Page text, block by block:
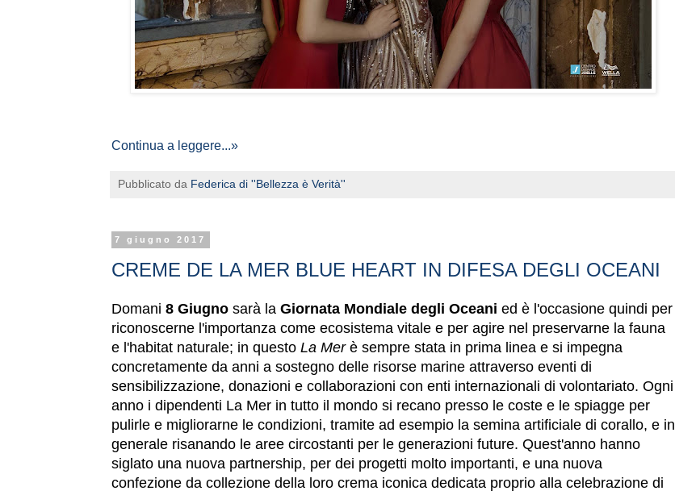
Continua a leggere...»
Pubblicato da Federica di ''Bellezza è Verità''
7 giugno 2017
CREME DE LA MER BLUE HEART IN DIFESA DEGLI OCEANI
Domani 8 Giugno sarà la Giornata Mondiale degli Oceani ed è l'occasione quindi per
riconoscerne l'importanza come ecosistema vitale e per agire nel preservarne la fauna
e l'habitat naturale; in questo La Merè sempre stata in prima linea e si impegna
concretamente da anni a sostegno delle risorse marine attraverso eventi di
sensibilizzazione, donazioni e collaborazioni con enti internazionali di volontariato. Ogni
anno i dipendenti La Mer in tutto il mondo si recano presso le coste e le spiagge per
pulirle e migliorarne le condizioni, tramite ad esempio la semina artificiale di corallo, e in
generale risanando le aree circostanti per le generazioni future. Quest'anno hanno
siglato una nuova partnership, per dei progetti molto importanti, e una nuova
confezione da collezione della loro crema iconica dedicata proprio alla celebrazione di